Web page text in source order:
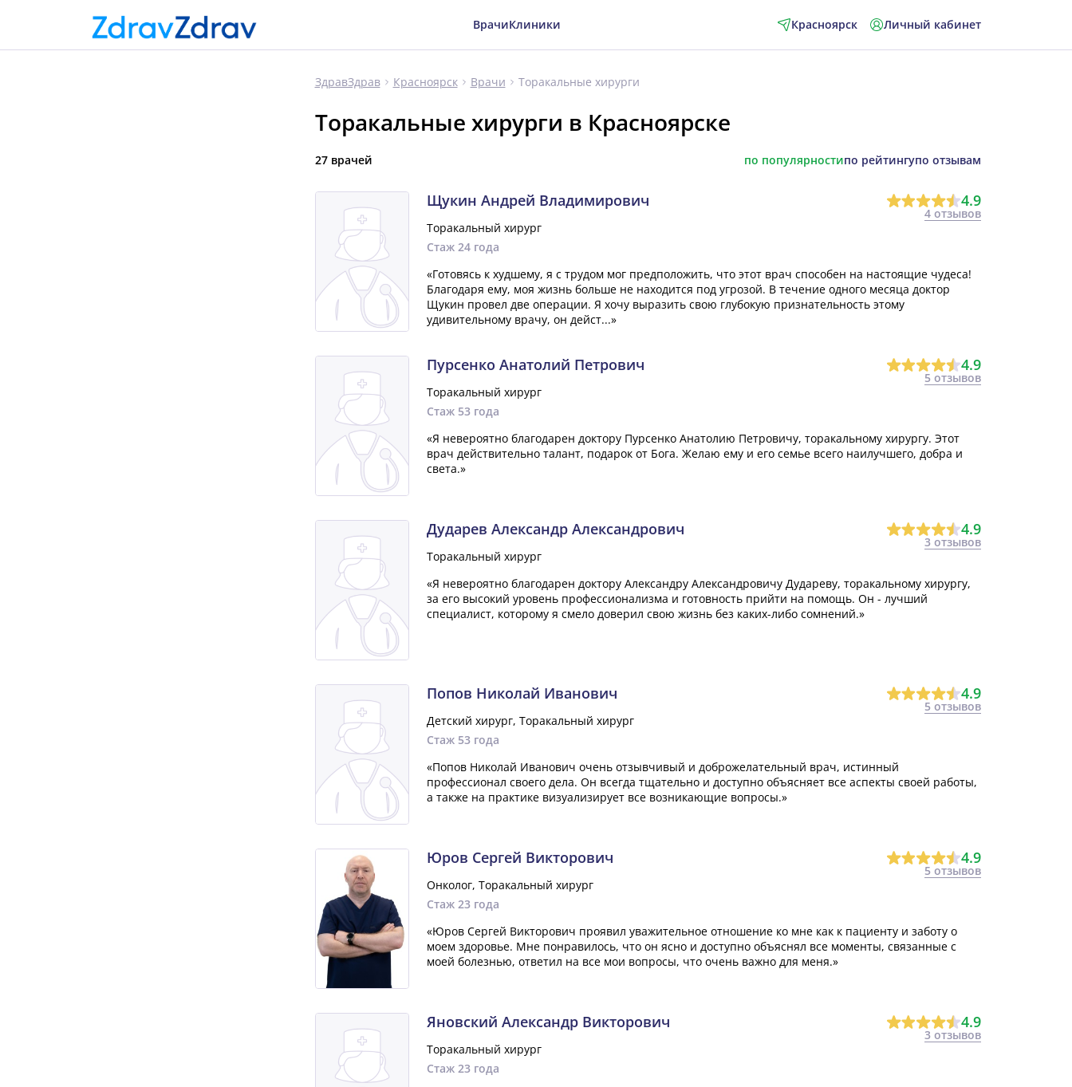
ВрачиКлиники Красноярск Личный кабинет
ЗдравЗдрав Красноярск Врачи Торакальные хирурги
Торакальные хирурги в Красноярске
27 врачей по популярностипо рейтингупо отзывам
Щукин Андрей Владимирович 4.9
4 отзывов
Торакальный хирург
Стаж 24 года
«Готовясь к худшему, я с трудом мог предположить, что этот врач способен на настоящие чудеса!
Благодаря ему, моя жизнь больше не находится под угрозой. В течение одного месяца доктор
Щукин провел две операции. Я хочу выразить свою глубокую признательность этому
удивительному врачу, он дейст...»
Пурсенко Анатолий Петрович 4.9
5 отзывов
Торакальный хирург
Стаж 53 года
«Я невероятно благодарен доктору Пурсенко Анатолию Петровичу, торакальному хирургу. Этот
врач действительно талант, подарок от Бога. Желаю ему и его семье всего наилучшего, добра и
света.»
Дударев Александр Александрович 4.9
3 отзывов
Торакальный хирург
«Я невероятно благодарен доктору Александру Александровичу Дудареву, торакальному хирургу,
за его высокий уровень профессионализма и готовность прийти на помощь. Он - лучший
специалист, которому я смело доверил свою жизнь без каких-либо сомнений.»
Попов Николай Иванович 4.9
5 отзывов
Детский хирург, Торакальный хирург
Стаж 53 года
«Попов Николай Иванович очень отзывчивый и доброжелательный врач, истинный
профессионал своего дела. Он всегда тщательно и доступно объясняет все аспекты своей работы,
а также на практике визуализирует все возникающие вопросы.»
Юров Сергей Викторович 4.9
5 отзывов
Онколог, Торакальный хирург
Стаж 23 года
«Юров Сергей Викторович проявил уважительное отношение ко мне как к пациенту и заботу о
моем здоровье. Мне понравилось, что он ясно и доступно объяснял все моменты, связанные с
моей болезнью, ответил на все мои вопросы, что очень важно для меня.»
Яновский Александр Викторович 4.9
3 отзывов
Торакальный хирург
Стаж 23 года